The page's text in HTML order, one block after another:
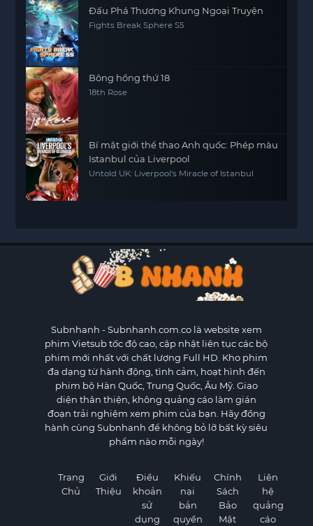
Đấu Phá Thương Khung Ngoại Truyện
Fights Break Sphere S5
Bông hồng thứ 18
18th Rose
Bí mật giới thể thao Anh quốc: Phép màu
Istanbul của Liverpool
Untold UK: Liverpool's Miracle of Istanbul
Subnhanh - Subnhanh.com.co là website xem
phim Vietsub tốc độ cao, cập nhật liên tục các bộ
phim mới nhất với chất lượng Full HD. Kho phim
đa dạng từ hành động, tình cảm, hoạt hình đến
phim bộ Hàn Quốc, Trung Quốc, Âu Mỹ. Giao
diện thân thiện, không quảng cáo làm gián
đoạn trải nghiệm xem phim của bạn. Hãy đồng
hành cùng Subnhanh để không bỏ lỡ bất kỳ siêu
phẩm nào mỗi ngày!
Trang
Chủ
Giới
Thiệu
Điều
khoản
sử
dụng
Khiếu
nại
bản
quyền
Chính
Sách
Bảo
Mật
Liên
hệ
quảng
cáo